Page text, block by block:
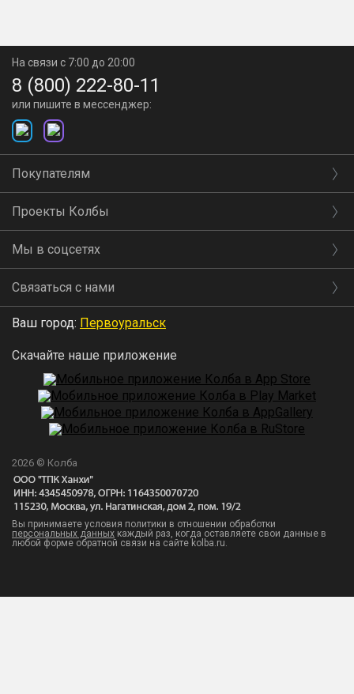
На связи с 7:00 до 20:00
8 (800) 222-80-11
или пишите в мессенджер:
Покупателям
Проекты Колбы
Мы в соцсетях
Связаться с нами
Ваш город: Первоуральск
Скачайте наше приложение
2026 © Колба
Вы принимаете условия политики в отношении обработки
персональных данных каждый раз, когда оставляете свои данные в
любой форме обратной связи на сайте kolba.ru.